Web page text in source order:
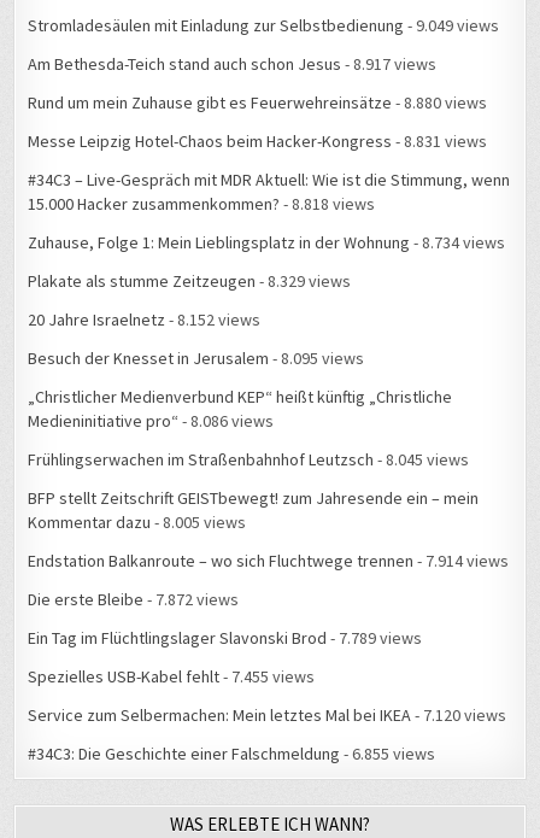
Stromladesäulen mit Einladung zur Selbstbedienung - 9.049 views
Am Bethesda-Teich stand auch schon Jesus - 8.917 views
Rund um mein Zuhause gibt es Feuerwehreinsätze - 8.880 views
Messe Leipzig Hotel-Chaos beim Hacker-Kongress - 8.831 views
#34C3 – Live-Gespräch mit MDR Aktuell: Wie ist die Stimmung, wenn
15.000 Hacker zusammenkommen? - 8.818 views
Zuhause, Folge 1: Mein Lieblingsplatz in der Wohnung - 8.734 views
Plakate als stumme Zeitzeugen - 8.329 views
20 Jahre Israelnetz - 8.152 views
Besuch der Knesset in Jerusalem - 8.095 views
„Christlicher Medienverbund KEP“ heißt künftig „Christliche
Medieninitiative pro“ - 8.086 views
Frühlingserwachen im Straßenbahnhof Leutzsch - 8.045 views
BFP stellt Zeitschrift GEISTbewegt! zum Jahresende ein – mein
Kommentar dazu - 8.005 views
Endstation Balkanroute – wo sich Fluchtwege trennen - 7.914 views
Die erste Bleibe - 7.872 views
Ein Tag im Flüchtlingslager Slavonski Brod - 7.789 views
Spezielles USB-Kabel fehlt- 7.455 views
Service zum Selbermachen: Mein letztes Mal bei IKEA- 7.120 views
#34C3: Die Geschichte einer Falschmeldung - 6.855 views
WAS ERLEBTE ICH WANN?